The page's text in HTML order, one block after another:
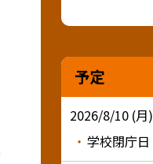
予定
2026/8/10 (月)
学校閉庁日